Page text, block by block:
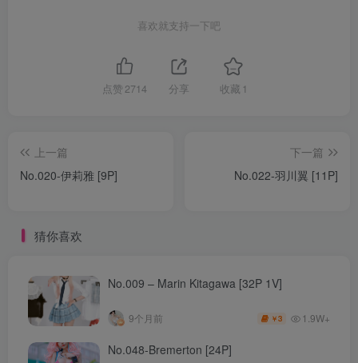
喜欢就支持一下吧
点赞 2714 分享 收藏 1
上一篇
No.020-伊莉雅 [9P]
下一篇
No.022-羽川翼 [11P]
猜你喜欢
No.009 – Marin Kitagawa [32P 1V]
9个月前 ￥3 1.9W+
No.048-Bremerton [24P]